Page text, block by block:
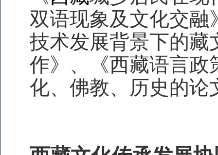
双语现象及文化交融
技术发展背景下的藏
作》、《西藏语言政
化、佛教、历史的论